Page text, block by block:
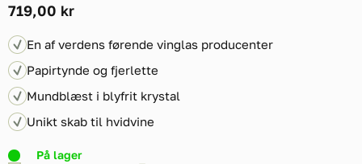
Nuværende pris
719,00 kr
En af verdens førende vinglas producenter
Papirtynde og fjerlette
Mundblæst i blyfrit krystal
Unikt skab til hvidvine
På lager